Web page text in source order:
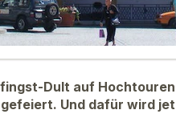
Dult auf
Und dafür wird